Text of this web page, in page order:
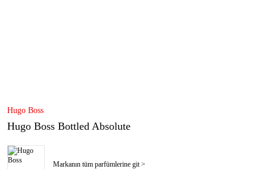
Hugo Boss
Hugo Boss Bottled Absolute
Markanın tüm parfümlerine git >